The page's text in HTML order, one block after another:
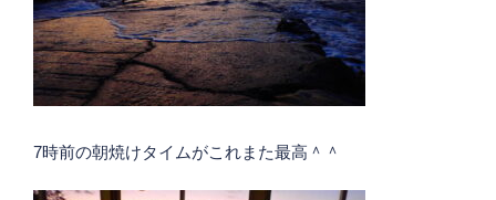
7時前の朝焼けタイムがこれまた最高＾＾